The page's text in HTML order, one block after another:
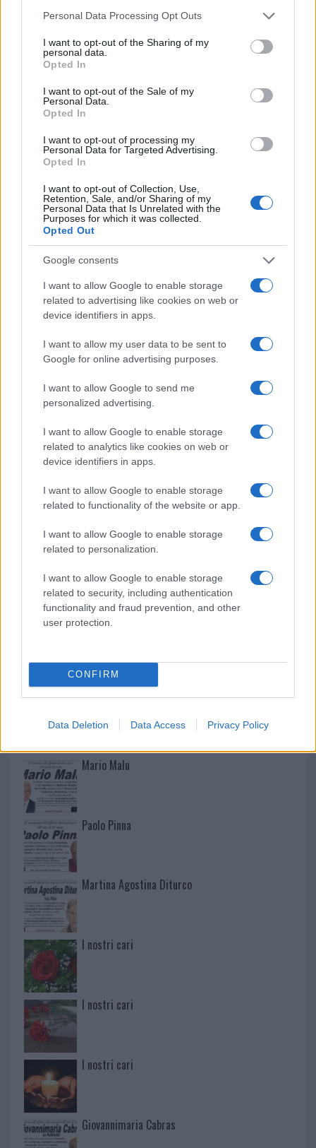
Please note that this website/app uses one or more Google
not limited to your visit or usage behaviour. You may click to
grant or deny consent to Google and its third-party tags to
use your data for below specified purposes in below Google
consent section.
Personal Data Processing Opt Outs
I want to opt-out of the Sharing of my
personal data.
Opted In
I want to opt-out of the Sale of my
Personal Data.
Opted In
I want to opt-out of processing my
Personal Data for Targeted Advertising.
Opted In
I want to opt-out of Collection, Use,
Retention, Sale, and/or Sharing of my
Personal Data that Is Unrelated with the
Purposes for which it was collected.
Opted Out
Google consents
I want to allow Google to enable storage
related to advertising like cookies on web or
device identifiers in apps.
I want to allow my user data to be sent to
Google for online advertising purposes.
I want to allow Google to send me
personalized advertising.
I want to allow Google to enable storage
related to analytics like cookies on web or
device identifiers in apps.
I want to allow Google to enable storage
related to functionality of the website or app.
I want to allow Google to enable storage
related to personalization.
I want to allow Google to enable storage
related to security, including authentication
functionality and fraud prevention, and other
user protection.
CONFIRM
Data Deletion Data Access Privacy Policy
a
ce
b
o
o
k
w
it
te
r
n
te
re
st
h
at
A
p
h
a
Articolo precedente
NOTIZIE RECENTI
Olbia, le previsioni meteo per lunedì 10 agosto
2026
Le ultime offerte di lavoro a Olbia e in Gallura
Cumuli di rifiuti a Santa Teresa Gallura, la
segnalazione dei residenti
Incendi in Gallura, devastati un chiosco e due
furgoni: le indagini
Cannigione celebra la cultura gallurese con il
È scontro tra Misericordia e Comune di Santa
Controlli rafforzati in Costa Smeralda, 20
arresti e 135 denunce
NECROLOGIE
Mario Malu
Paolo Pinna
Martina Agostina Diturco
I nostri cari
I nostri cari
I nostri cari
Giovannimaria Cabras